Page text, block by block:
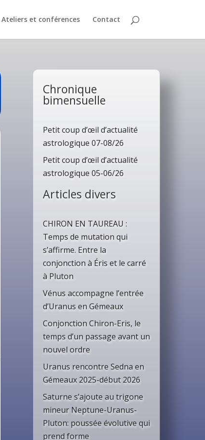
Ateliers et conférences Contact
Chronique
bimensuelle
Petit coup d’œil d’actualité
astrologique 07-08/26
Petit coup d’œil d’actualité
astrologique 05-06/26
Articles divers
CHIRON EN TAUREAU :
Temps de mutation qui
s’affirme. Entre la
conjonction à Éris et le carré
à Pluton
Vénus accompagne l’entrée
d’Uranus en Gémeaux
Conjonction Chiron-Eris, le
temps d’un passage avant un
nouvel ordre
Uranus rencontre Sedna en
Gémeaux 2025-début 2026
Saturne s’ajoute au trigone
mineur Neptune-Uranus-
Pluton: poussée évolutive qui
prend forme